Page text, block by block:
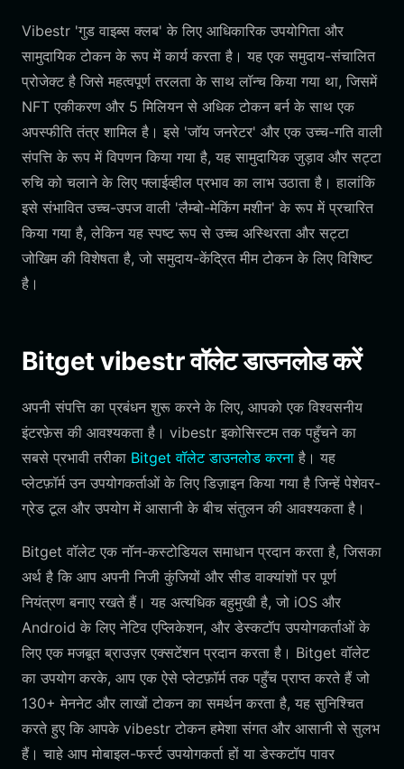
Vibestr 'गुड वाइब्स क्लब' के लिए आधिकारिक उपयोगिता और
सामुदायिक टोकन के रूप में कार्य करता है। यह एक समुदाय-संचालित
प्रोजेक्ट है जिसे महत्वपूर्ण तरलता के साथ लॉन्च किया गया था, जिसमें
NFT एकीकरण और 5 मिलियन से अधिक टोकन बर्न के साथ एक
अपस्फीति तंत्र शामिल है। इसे 'जॉय जनरेटर' और एक उच्च-गति वाली
संपत्ति के रूप में विपणन किया गया है, यह सामुदायिक जुड़ाव और सट्टा
रुचि को चलाने के लिए फ्लाईव्हील प्रभाव का लाभ उठाता है। हालांकि
इसे संभावित उच्च-उपज वाली 'लैम्बो-मेकिंग मशीन' के रूप में प्रचारित
किया गया है, लेकिन यह स्पष्ट रूप से उच्च अस्थिरता और सट्टा
जोखिम की विशेषता है, जो समुदाय-केंद्रित मीम टोकन के लिए विशिष्ट
है।
Bitget vibestr वॉलेट डाउनलोड करें
अपनी संपत्ति का प्रबंधन शुरू करने के लिए, आपको एक विश्वसनीय
इंटरफ़ेस की आवश्यकता है। vibestr इकोसिस्टम तक पहुँचने का
सबसे प्रभावी तरीका Bitget वॉलेट डाउनलोड करना है। यह
प्लेटफ़ॉर्म उन उपयोगकर्ताओं के लिए डिज़ाइन किया गया है जिन्हें पेशेवर-
ग्रेड टूल और उपयोग में आसानी के बीच संतुलन की आवश्यकता है।
Bitget वॉलेट एक नॉन-कस्टोडियल समाधान प्रदान करता है, जिसका
अर्थ है कि आप अपनी निजी कुंजियों और सीड वाक्यांशों पर पूर्ण
नियंत्रण बनाए रखते हैं। यह अत्यधिक बहुमुखी है, जो iOS और
Android के लिए नेटिव एप्लिकेशन, और डेस्कटॉप उपयोगकर्ताओं के
लिए एक मजबूत ब्राउज़र एक्सटेंशन प्रदान करता है। Bitget वॉलेट
का उपयोग करके, आप एक ऐसे प्लेटफ़ॉर्म तक पहुँच प्राप्त करते हैं जो
130+ मेननेट और लाखों टोकन का समर्थन करता है, यह सुनिश्चित
करते हुए कि आपके vibestr टोकन हमेशा संगत और आसानी से सुलभ
हैं। चाहे आप मोबाइल-फर्स्ट उपयोगकर्ता हों या डेस्कटॉप पावर